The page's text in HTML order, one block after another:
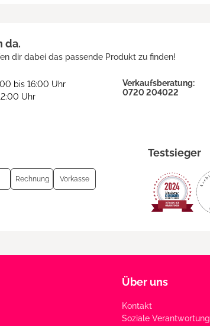
da.
dir dabei das passende Produkt zu finden!
bis 16:00 Uhr
Uhr
Verkaufsberatung:
0720 204022
Rechnung Vorkasse
Testsieger
Über uns
Kontakt
Soziale Verantwortung